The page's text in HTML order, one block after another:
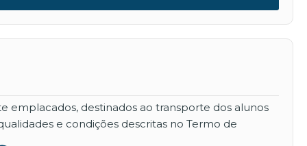
emplacados, destinados ao transporte dos alunos
e condições descritas no Termo de